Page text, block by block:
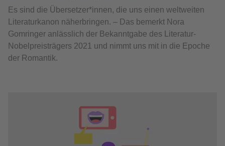
Es sind die Übersetzer*innen, die uns einen weltweiten
Literaturkanon näherbringen. – Das bemerkt Nora
Gomringer anlässlich der Bekanntgabe des Literatur-
Nobelpreisträgers 2021 und nimmt uns mit in die Epoche
der Romantik.